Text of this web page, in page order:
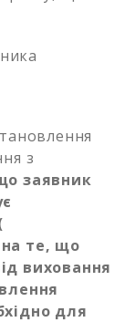
з
заявник
те, що
виховання
для